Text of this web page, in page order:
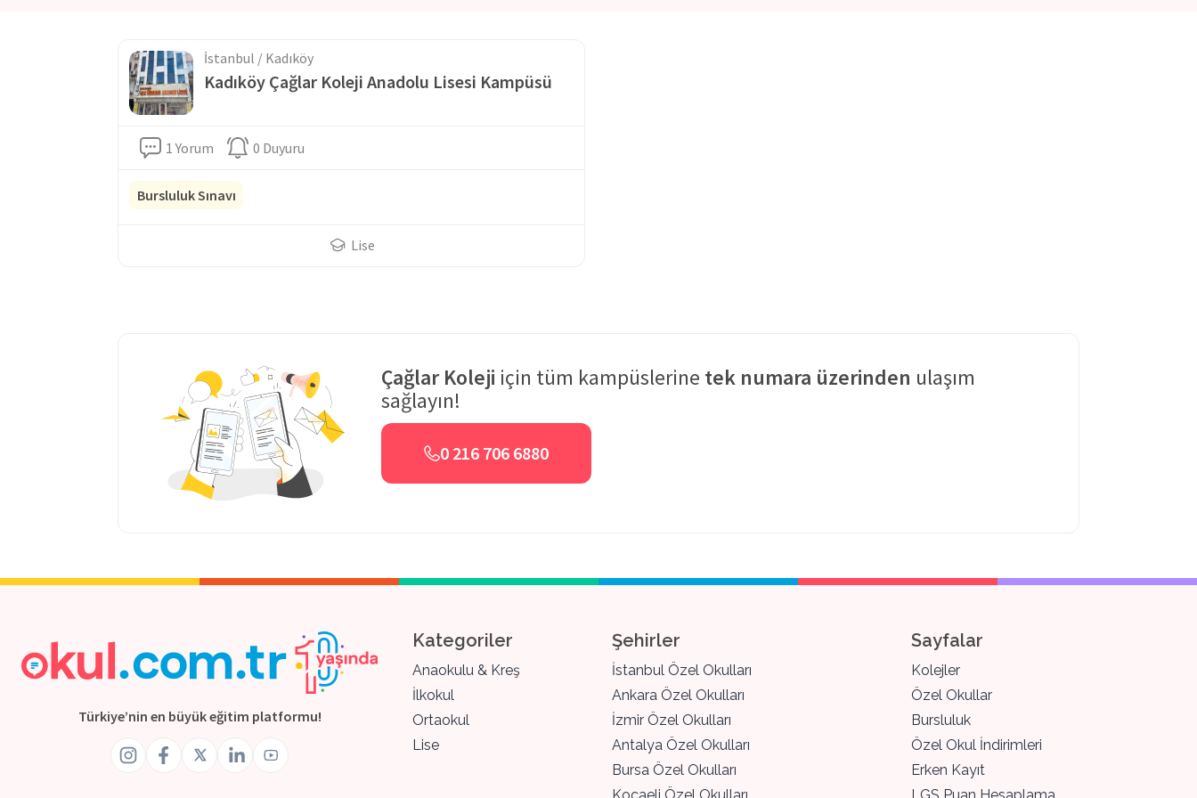
İlkokul, ortaokul ve lise seviyesinde eğitim veren
hayatına entegre eden bireyler yetiştirmektedir. Çağlar, her öğrencinin bireysel beceri ve yeteneklerinin, öğrenme
seviyelerinin ve şekillerinin farklılığının bilincinde olarak eğitim çalışmalarını devam ettirmektedir. Eğitimi kalıcı hale
getirebilmek adına tek düze, ezberci eğitimden uzak bir tutum sergilemektedir. Öğrencilerin, eğitimi hayatın bir
parçası olarak kabul etmesine destek olarak yaşam boyu öğrenme becerisini geliştirmektedir.
Kurumları;nitelikli öğretmen kadrosu, kaliteli eğitim programları ile öğrencilere ayrıcalıklı öğrenim ortamı
desteklemektedir. İstanbul Üsküdar'da merkezi bir konumda bulunan kurum, servis imkanı ile öğrencilerin konforlu
İstanbul / Kadıköy
Kadıköy Çağlar Koleji Anadolu Lisesi Kampüsü
1 Yorum 0 Duyuru
Bursluluk Sınavı
Lise
Çağlar Koleji için tüm kampüslerine tek numara üzerinden ulaşım
sağlayın!
0 216 706 6880
Türkiye’nin en büyük eğitim platformu!
Kategoriler
Anaokulu & Kreş
İlkokul
Ortaokul
Lise
Şehirler
İstanbul Özel Okulları
Ankara Özel Okulları
İzmir Özel Okulları
Antalya Özel Okulları
Bursa Özel Okulları
Sayfalar
Kolejler
Özel Okullar
Bursluluk
Özel Okul İndirimleri
Erken Kayıt